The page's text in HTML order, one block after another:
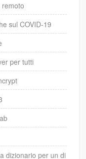
sul COVID-19
per tutti
dizionario per un di